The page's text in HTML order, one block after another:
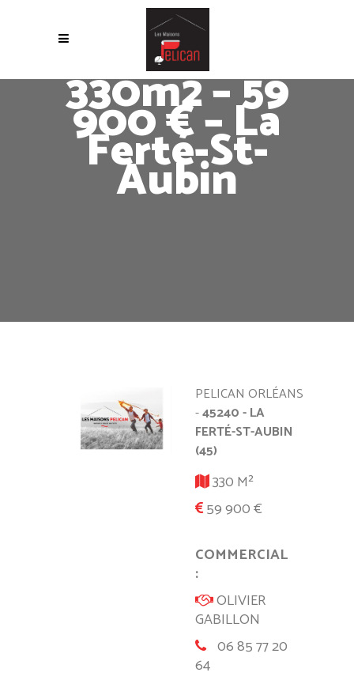
330m2 – 59
900 € – La
Ferté-St-
Aubin
PELICAN ORLÉANS
-45240 - LA
FERTÉ-ST-AUBIN
(45)
330 M²
59 900 €
COMMERCIAL
:
OLIVIER
GABILLON
06 85 77 20
64